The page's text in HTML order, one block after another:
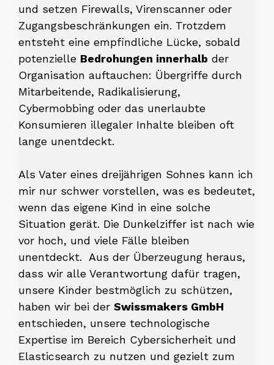
und setzen Firewalls, Virenscanner oder
Zugangsbeschränkungen ein. Trotzdem
entsteht eine empfindliche Lücke, sobald
potenzielle Bedrohungen innerhalb der
Organisation auftauchen: Übergriffe durch
Mitarbeitende, Radikalisierung,
Cybermobbing oder das unerlaubte
Konsumieren illegaler Inhalte bleiben oft
lange unentdeckt.
Als Vater eines dreijährigen Sohnes kann ich
mir nur schwer vorstellen, was es bedeutet,
wenn das eigene Kind in eine solche
Situation gerät. Die Dunkelziffer ist nach wie
vor hoch, und viele Fälle bleiben
unentdeckt. Aus der Überzeugung heraus,
dass wir alle Verantwortung dafür tragen,
unsere Kinder bestmöglich zu schützen,
haben wir bei der Swissmakers GmbH
entschieden, unsere technologische
Expertise im Bereich Cybersicherheit und
Elasticsearch zu nutzen und gezielt zum